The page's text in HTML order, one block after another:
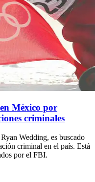
México por
criminales
Wedding, es buscado
criminal en el país. Está
por el FBI.